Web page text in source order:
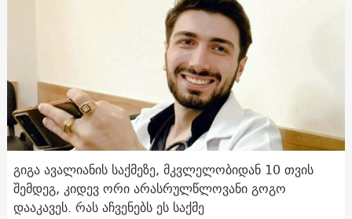
გიგა ავალიანის საქმეზე, მკვლელობიდან 10 თვის
შემდეგ, კიდევ ორი არასრულწლოვანი გოგო
დააკავეს. რას აჩვენებს ეს საქმე